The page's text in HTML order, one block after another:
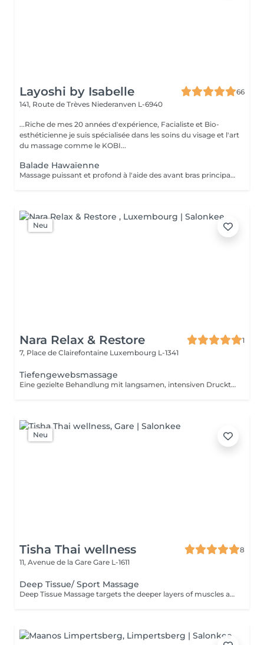
Layoshi by Isabelle
66
141, Route de Trèves Niederanven L-6940
...Riche de mes 20 années d'expérience, Facialiste et Bio-
esthéticienne je suis spécialisée dans les soins du visage et l'art
du massage comme le KOBI...
Balade Hawaïenne
Massage puissant et profond à l'aide des avant bras principalement , pour libérer les tensions musculaires.
Neu
Nara Relax & Restore
1
7, Place de Clairefontaine Luxembourg L-1341
Tiefengewebsmassage
Eine gezielte Behandlung mit langsamen, intensiven Drucktechniken, die auf die tieferen Muskel- und Bindegewebsschichten einwirken. Ideal bei hartnäckigen Verspannungen, Muskelverhärtungen und eingeschränkter Beweglichkeit. Die Behandlung hilft, tief sitzende Spannungen zu lösen und die allgemeine Beweglichkeit zu verbessern.
Neu
Tisha Thai wellness
8
11, Avenue de la Gare Gare L-1611
Deep Tissue/ Sport Massage
Deep Tissue Massage targets the deeper layers of muscles and connective tissue to relieve chronic tension, reduce pain, improve mobility, and support muscle recovery.